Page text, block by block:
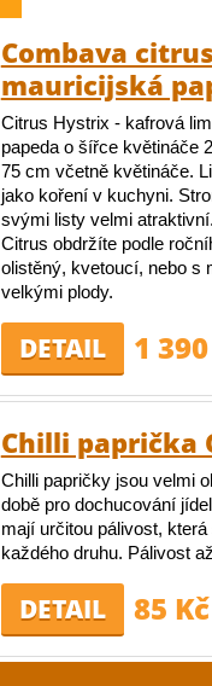
Combava
mauricijská
Citrus Hystrix - kafrová
papeda o šířce květináče
75 cm včetně květináče.
jako koření v kuchyni.
svými listy velmi
Citrus obdržíte podle
olistěný, kvetoucí, nebo s
velkými plody.
DETAIL 1
Chilli paprička
Chilli papričky jsou velmi
době pro dochucování
mají určitou pálivost,
každého druhu. Pálivost
DETAIL 85 Kč